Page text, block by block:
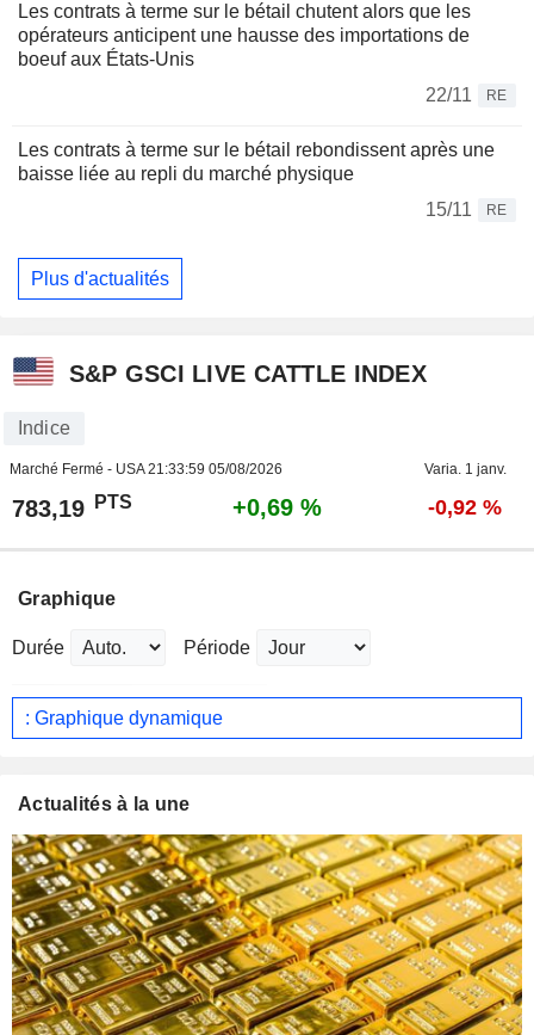
Les contrats à terme sur le bétail chutent alors que les
opérateurs anticipent une hausse des importations de
boeuf aux États-Unis
22/11
RE
Les contrats à terme sur le bétail rebondissent après une
baisse liée au repli du marché physique
15/11
RE
Plus d'actualités
S&P GSCI LIVE CATTLE INDEX
Indice
Marché Fermé - USA21:33:59 05/08/2026 Varia. 1 janv.
783,19 PTS +0,69 % -0,92 %
Graphique
Durée Période
: Graphique dynamique
Actualités à la une